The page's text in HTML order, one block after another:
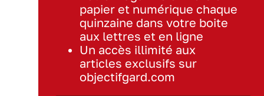
papier et numérique chaque
quinzaine dans votre boite
aux lettres et en ligne
Un accès illimité aux
articles exclusifs sur
objectifgard.com